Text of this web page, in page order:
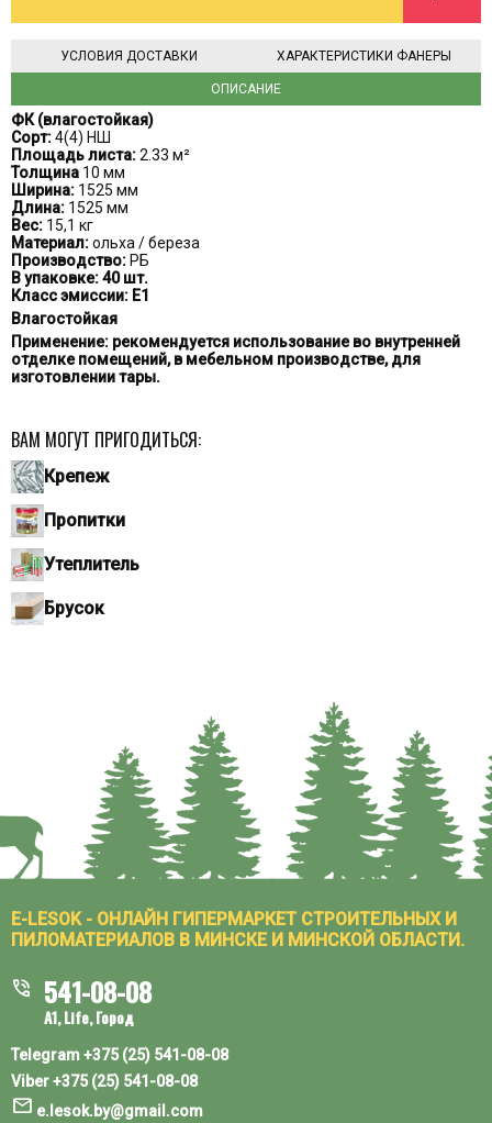
ОПИСАНИЕ
УСЛОВИЯ ДОСТАВКИ ХАРАКТЕРИСТИКИ ФАНЕРЫ
ФК (влагостойкая)
Сорт:4(4) НШ
Площадь листа:2.33 м²
Толщина 10 мм
Ширина: 1525 мм
Длина: 1525 мм
Вес: 15,1 кг
Материал:ольха / береза
Производство: РБ
В упаковке:40 шт.
Класс эмиссии: Е1
Влагостойкая
Применение: рекомендуется использование во внутренней
отделке помещений, в мебельном производстве, для
изготовлении тары.
ВАМ МОГУТ ПРИГОДИТЬСЯ:
Крепеж
Пропитки
Утеплитель
Брусок
E-LESOK - ОНЛАЙН ГИПЕРМАРКЕТ СТРОИТЕЛЬНЫХ И
ПИЛОМАТЕРИАЛОВ В МИНСКЕ И МИНСКОЙ ОБЛАСТИ.
phone_in_talk 541-08-08
A1, Life, Город
Telegram+375 (25) 541-08-08
Viber+375 (25) 541-08-08
mail e.lesok.by@gmail.com